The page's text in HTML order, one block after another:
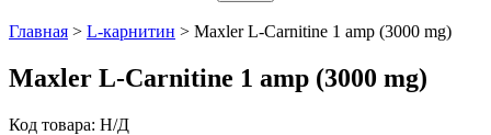
Главная > L-карнитин > Maxler L-Carnitine 1 amp (3000 mg)
Maxler L-Carnitine 1 amp (3000 mg)
Код товара: Н/Д